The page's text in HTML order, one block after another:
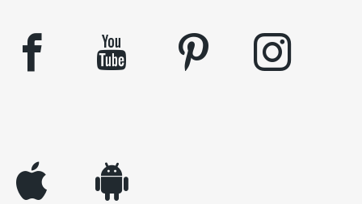
facebook youtube pinterest instagram
appleinc android